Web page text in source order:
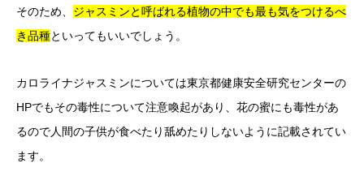
そのため、 ジャスミンと呼ばれる植物の中でも最も気をつけるべ
き品種といってもいいでしょう。
カロライナジャスミンについては東京都健康安全研究センターの
HPでもその毒性について注意喚起があり、花の蜜にも毒性があ
るので人間の子供が食べたり舐めたりしないように記載されてい
ます。